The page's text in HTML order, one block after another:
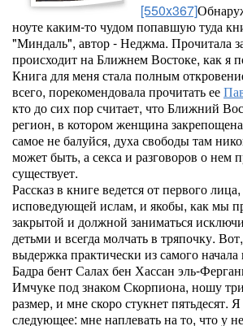
[550x367]
ноуте каким-то чудом попавшую туда
"Миндаль", автор - Неджма. Прочитала
происходит на Ближнем Востоке, как я
Книга для меня стала полным
всего, порекомендовала прочитать ее
кто до сих пор считает, что Ближний
регион, в котором женщина
самое не балуйся, духа свободы там
может быть, а секса и разговоров о нем
существует.
Рассказ в книге ведется от первого
исповедующей ислам, и якобы, как мы
закрытой и должной заниматься
детьми и всегда молчать в тряпочку.
выдержка практически из самого
Бадра бент Салах бен Хассан эль-
Имчуке под знаком Скорпиона, ношу
размер, и мне скоро стукнет пятьдесят.
следующее: мне наплевать на то, что у